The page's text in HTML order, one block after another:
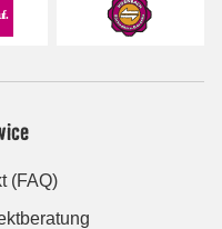
(FAQ)